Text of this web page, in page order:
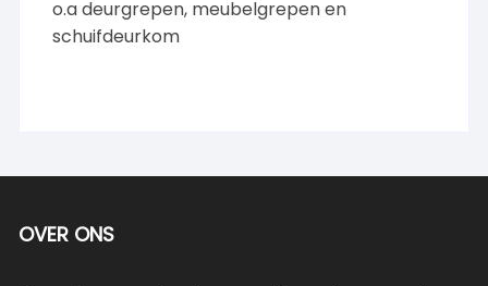
o.a deurgrepen, meubelgrepen en
schuifdeurkom
OVER ONS